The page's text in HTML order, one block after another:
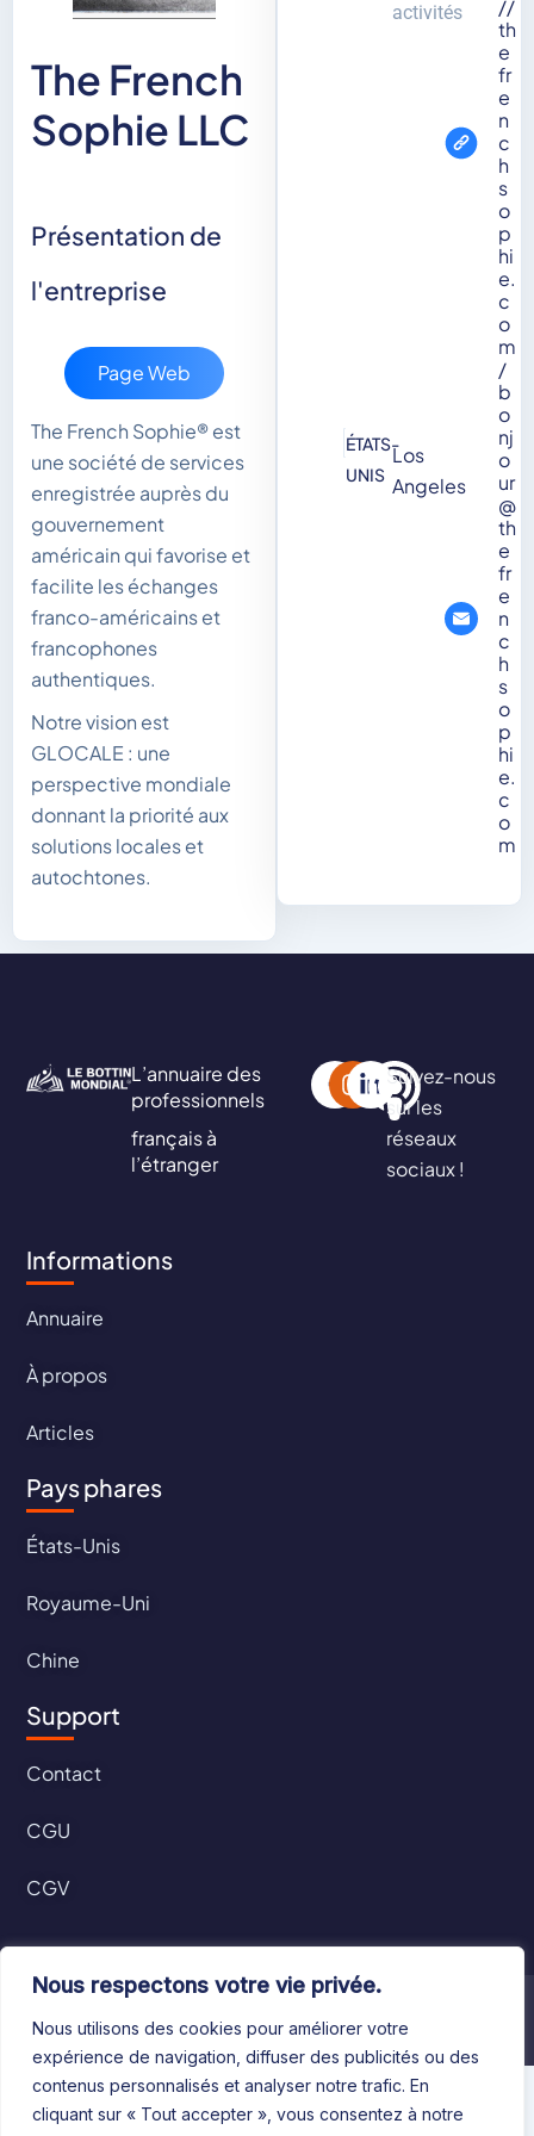
Nous respectons votre vie privée.
Nous utilisons des cookies pour améliorer votre
expérience de navigation, diffuser des publicités ou des
contenus personnalisés et analyser notre trafic. En
cliquant sur « Tout accepter », vous consentez à notre
The French
Sophie LLC
Présentation de
l'entreprise
Page Web
The French Sophie® est
une société de services
enregistrée auprès du
gouvernement
américain qui favorise et
facilite les échanges
franco-américains et
francophones
authentiques.
Notre vision est
GLOCALE : une
perspective mondiale
donnant la priorité aux
solutions locales et
autochtones.
ÉTATS-
UNIS
activités
Los
Angeles
//
th
e
fr
e
n
c
h
s
o
p
hi
e.
c
o
m
/
b
o
nj
o
ur
@
th
e
fr
e
n
c
h
s
o
p
hi
e.
c
o
m
L’annuaire des
professionnels
français à
l’étranger
Suivez-nous
sur les
réseaux
sociaux !
Informations
Annuaire
À propos
Articles
Pays phares
États-Unis
Royaume-Uni
Chine
Support
Contact
CGU
CGV